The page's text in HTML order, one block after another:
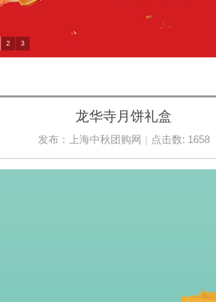
2 3
龙华寺月饼礼盒
发布： 上海中秋团购网 | 点击数: 1658